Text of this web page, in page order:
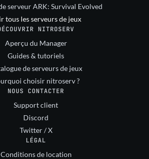
serveur ARK: Survival Evolved
tous les serveurs de jeux
NITROSERV
Aperçu du Manager
Guides & tutoriels
de serveurs de jeux
choisir nitroserv ?
NOUS CONTACTER
Support client
Discord
Twitter / X
LÉGAL
Conditions de location